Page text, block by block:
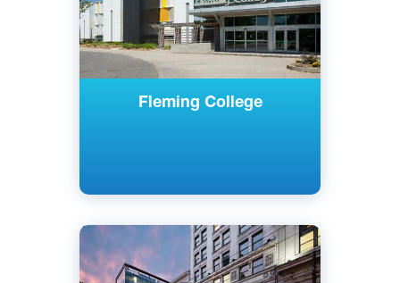
Fleming College
Английский
Ванкувер, Канада
Частный